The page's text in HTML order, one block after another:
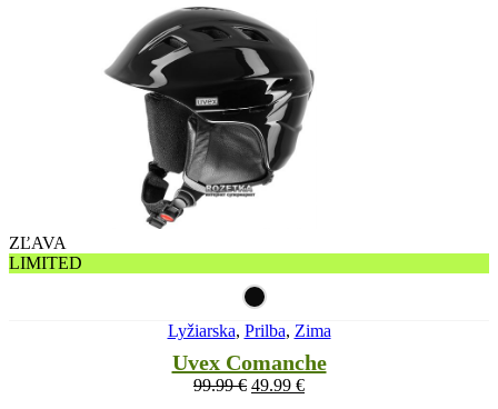
ZĽAVA
LIMITED
Lyžiarska, Prilba, Zima
Uvex Comanche
99.99€ 49.99 €